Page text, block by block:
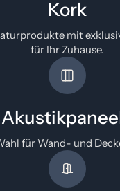
Kork
mit
für Ihr Zuhause.
für Wand- und